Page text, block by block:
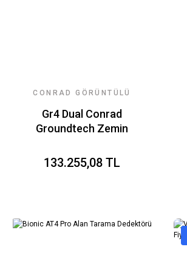
CONRAD GÖRÜNTÜLÜ
Gr4 Dual Conrad
Groundtech Zemin
133.255,08 TL